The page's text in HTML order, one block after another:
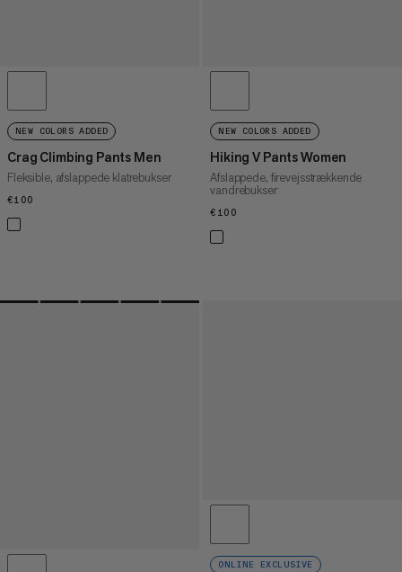
NEW COLORS ADDED
Crag Climbing Pants Men
Fleksible, afslappede klatrebukser
€100
NEW COLORS ADDED
Hiking V Pants Women
Afslappede, firevejsstrækkende
vandrebukser
€100
ONLINE EXCLUSIVE